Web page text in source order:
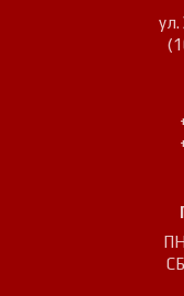
ул.